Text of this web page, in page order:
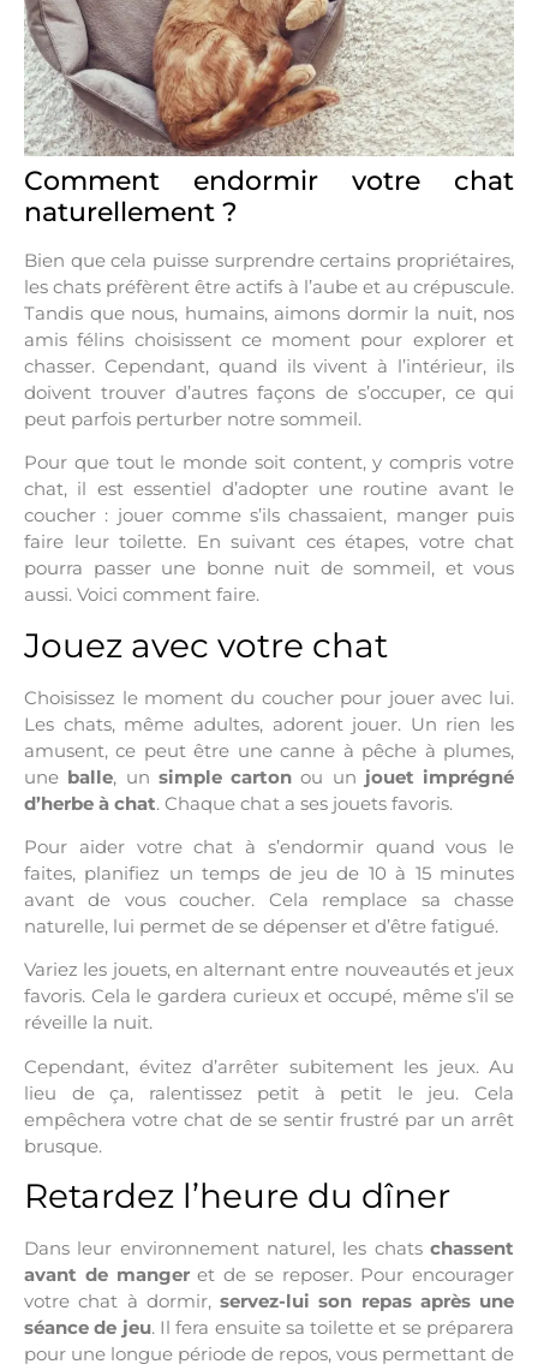
Comment endormir votre chat
naturellement ?
Bien que cela puisse surprendre certains propriétaires,
les chats préfèrent être actifs à l’aube et au crépuscule.
Tandis que nous, humains, aimons dormir la nuit, nos
amis félins choisissent ce moment pour explorer et
chasser. Cependant, quand ils vivent à l’intérieur, ils
doivent trouver d’autres façons de s’occuper, ce qui
peut parfois perturber notre sommeil.
Pour que tout le monde soit content, y compris votre
chat, il est essentiel d’adopter une routine avant le
coucher : jouer comme s’ils chassaient, manger puis
faire leur toilette. En suivant ces étapes, votre chat
pourra passer une bonne nuit de sommeil, et vous
aussi. Voici comment faire.
Jouez avec votre chat
Choisissez le moment du coucher pour jouer avec lui.
Les chats, même adultes, adorent jouer. Un rien les
amusent, ce peut être une canne à pêche à plumes,
une balle, un simple carton ou un jouet imprégné
d’herbe à chat. Chaque chat a ses jouets favoris.
Pour aider votre chat à s’endormir quand vous le
faites, planifiez un temps de jeu de 10 à 15 minutes
avant de vous coucher. Cela remplace sa chasse
naturelle, lui permet de se dépenser et d’être fatigué.
Variez les jouets, en alternant entre nouveautés et jeux
favoris. Cela le gardera curieux et occupé, même s’il se
réveille la nuit.
Cependant, évitez d’arrêter subitement les jeux. Au
lieu de ça, ralentissez petit à petit le jeu. Cela
empêchera votre chat de se sentir frustré par un arrêt
brusque.
Retardez l’heure du dîner
Dans leur environnement naturel, les chats chassent
avant de mangeret de se reposer. Pour encourager
votre chat à dormir, servez-lui son repas après une
séance de jeu. Il fera ensuite sa toilette et se préparera
pour une longue période de repos, vous permettant de